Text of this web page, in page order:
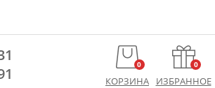
0
КОРЗИНА
0
ИЗБРАННОЕ